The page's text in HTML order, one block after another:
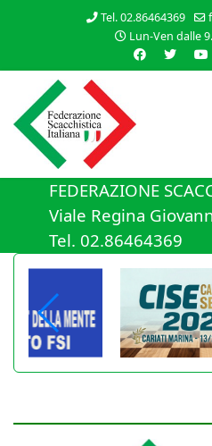
Tel. 02.86464369
Lun-Ven dalle
FEDERAZIONE
Viale Regina
Tel. 02.86464369